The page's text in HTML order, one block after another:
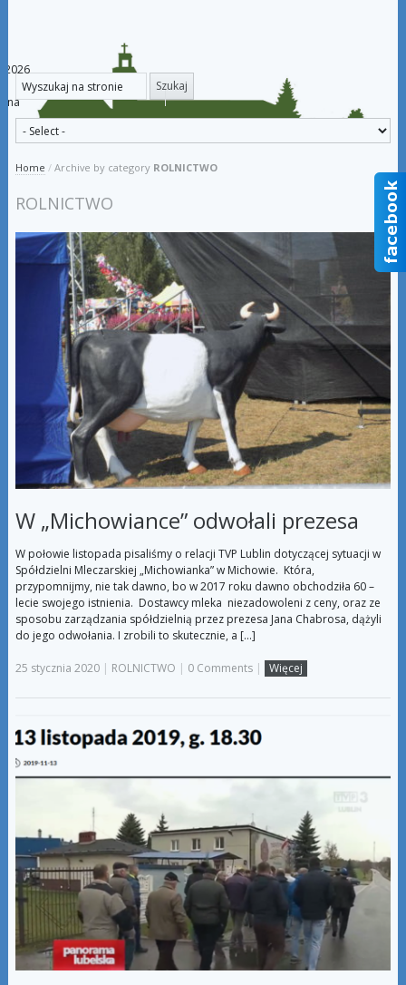
2026
Home / Archive by category ROLNICTWO
ROLNICTWO
W „Michowiance” odwołali prezesa
W połowie listopada pisaliśmy o relacji TVP Lublin dotyczącej sytuacji w
Spółdzielni Mleczarskiej „Michowianka” w Michowie. Która,
przypomnijmy, nie tak dawno, bo w 2017 roku dawno obchodziła 60 –
lecie swojego istnienia. Dostawcy mleka niezadowoleni z ceny, oraz ze
sposobu zarządzania spółdzielnią przez prezesa Jana Chabrosa, dążyli
do jego odwołania. I zrobili to skutecznie, a […]
25 stycznia 2020| ROLNICTWO | 0 Comments | Więcej